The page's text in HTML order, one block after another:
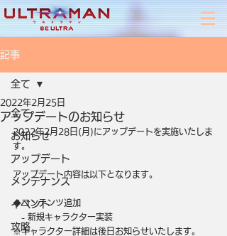
記事
全て
お知らせ
アップデート
メンテナンス
イベント
攻略
全て
アップデートのお知らせ
2022年2月25日
2022年2月28日(月)にアップデートを実施いたしま
す。
アップデート内容は以下となります。
◆コンテンツ追加
- 新規キャラクター実装
※キャラクター詳細は後日お知らせいたします。